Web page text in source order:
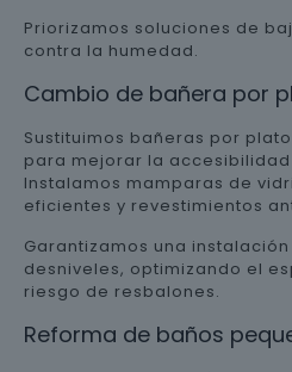
Priorizamos soluciones de
contra la humedad.
Cambio de bañera por
Sustituimos bañeras por
para mejorar la
Instalamos mamparas de
eficientes y revestimientos
Garantizamos una
desniveles, optimizando el
riesgo de resbalones.
Reforma de baños